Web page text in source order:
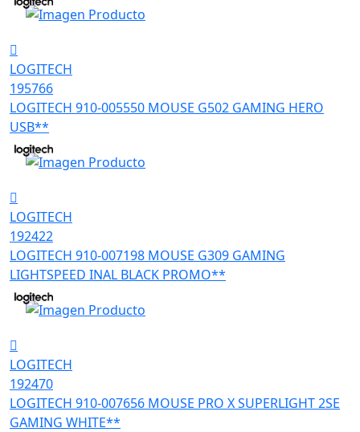
LOGITECH
195766
LOGITECH 910-005550 MOUSE G502 GAMING HERO
USB**
LOGITECH
192422
LOGITECH 910-007198 MOUSE G309 GAMING
LIGHTSPEED INAL BLACK PROMO**
LOGITECH
192470
LOGITECH 910-007656 MOUSE PRO X SUPERLIGHT 2SE
GAMING WHITE**